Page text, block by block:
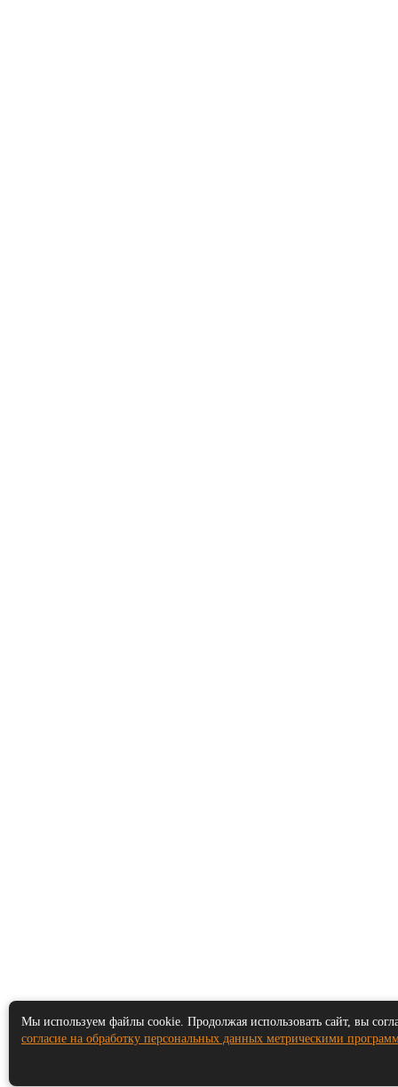
Мы используем файлы cookie. Продолжая использовать сайт, вы
согласие на обработку персональных данных метрическими